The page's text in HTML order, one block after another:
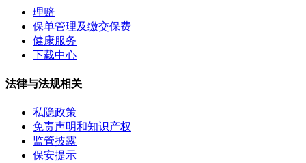
理赔
保单管理及缴交保费
健康服务
下载中心
法律与法规相关
私隐政策
免责声明和知识产权
监管披露
保安提示